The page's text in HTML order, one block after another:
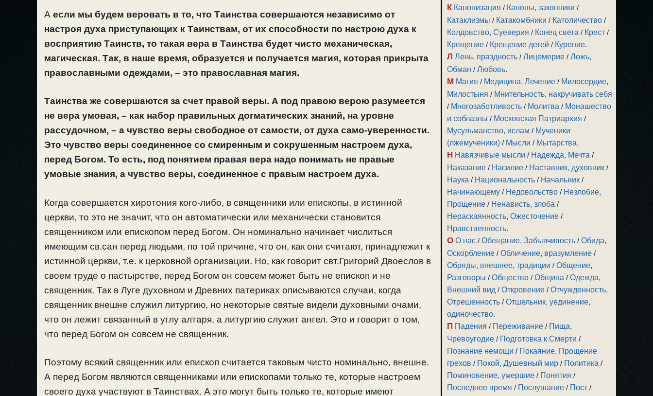
А если мы будем веровать в то, что Таинства совершаются независимо от
настроя духа приступающих к Таинствам, от их способности по настрою духа к
восприятию Таинств, то такая вера в Таинства будет чисто механическая,
магическая. Так, в наше время, образуется и получается магия, которая прикрыта
православными одеждами, – это православная магия.
Таинства же совершаются за счет правой веры. А под правою верою разумеется
не вера умовая, – как набор правильных догматических знаний, на уровне
рассудочном, – а чувство веры свободное от самости, от духа само-уверенности.
Это чувство веры соединенное со смиренным и сокрушенным настроем духа,
перед Богом. То есть, под понятием правая вера надо понимать не правые
умовые знания, а чувство веры, соединенное с правым настроем духа.
Когда совершается хиротония кого-либо, в священники или епископы, в истинной
церкви, то это не значит, что он автоматически или механически становится
священником или епископом перед Богом. Он номинально начинает числиться
имеющим св.сан перед людьми, по той причине, что он, как они считают, принадлежит к
истинной церкви, т.е. к церковной организации. Но, как говорит свт.Григорий Двоеслов в
своем труде о пастырстве, перед Богом он совсем может быть не епископ и не
священник. Так в Луге духовном и Древних патериках описываются случаи, когда
священник внешне служил литургию, но некоторые святые видели духовными очами,
что он лежит связанный в углу алтаря, а литургию служит ангел. Это и говорит о том,
что перед Богом он совсем не священник.
Поэтому всякий священник или епископ считается таковым чисто номинально, внешне.
А перед Богом являются священниками или епископами только те, которые настроем
своего духа участвуют в Таинствах. А это могут быть только те, которые имеют
К Канонизация / Каноны, законники /
Катаклизмы / Катакомбники / Католичество /
Колдовство, Суеверия / Конец света / Крест /
Крещение / Крещение детей / Курение.
Л Лень, праздность /Лицемерие /Ложь,
Обман /Любовь.
М Магия / Медицина, Лечение / Милосердие,
Милостыня / Мнительность, накручивать себя
/ Многозаботливость / Молитва / Монашество
и соблазны / Московская Патриархия /
Мусульманство, ислам / Мученики
(лжемученики) / Мысли / Мытарства.
Н Навязчивые мысли / Надежда, Мечта /
Наказание / Насилие / Наставник, духовник /
Наука / Национальность / Начальник /
Начинающему / Недовольство / Незлобие,
Прощение / Ненависть, злоба /
Нераскаянность, Ожесточение /
Нравственность.
О О нас /Обещание, Забывчивость /Обида,
Оскорбление /Обличение, вразумление /
Обряды, внешнее, традиции /Общение,
Разговоры /Общество /Община /Одежда,
Внешний вид /Откровение /Отчужденность,
Отрешенность /Отшельник, уединение,
одиночество.
П Падения / Переживание / Пища,
Чревоугодие / Подготовка к Смерти /
Познание немощи / Покаяние, Прощение
грехов / Покой, Душевный мир / Политика /
Поминовение, умершие / Понятия /
Последнее время / Послушание / Пост /